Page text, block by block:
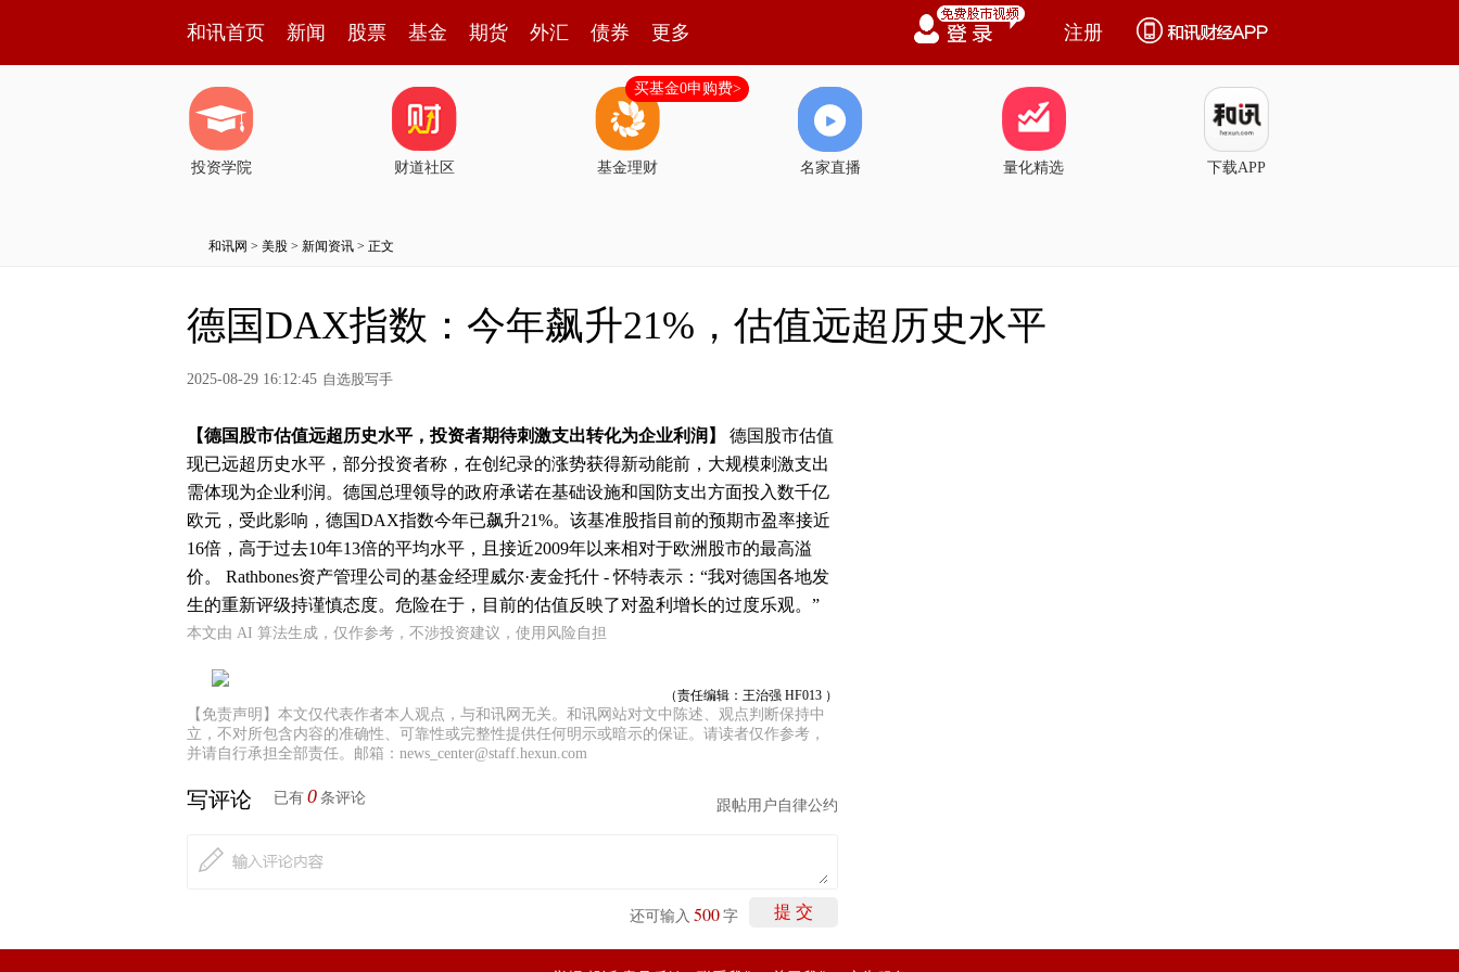
和讯首页 新闻 股票 基金 期货 外汇 债券 更多 注册
投资学院 财道社区 基金理财
买基金0申购费>
名家直播 量化精选 下载APP
和讯网 > 美股 > 新闻资讯 > 正文
德国DAX指数：今年飙升21%，估值远超历史水平
2025-08-29 16:12:45 自选股写手
【德国股市估值远超历史水平，投资者期待刺激支出转化为企业利润】
德国股市估值
现已远超历史水平，部分投资者称，在创纪录的涨势获得新动能前，大规模刺激支出
需体现为企业利润。德国总理领导的政府承诺在基础设施和国防支出方面投入数千亿
欧元，受此影响，德国DAX指数今年已飙升21%。该基准股指目前的预期市盈率接近
16倍，高于过去10年13倍的平均水平，且接近2009年以来相对于欧洲股市的最高溢
价。 Rathbones资产管理公司的基金经理威尔·麦金托什 - 怀特表示：“我对德国各地发
生的重新评级持谨慎态度。危险在于，目前的估值反映了对盈利增长的过度乐观。”
本文由 AI 算法生成，仅作参考，不涉投资建议，使用风险自担
（责任编辑：王治强 HF013 ）
【免责声明】本文仅代表作者本人观点，与和讯网无关。和讯网站对文中陈述、观点判断保持中
立，不对所包含内容的准确性、可靠性或完整性提供任何明示或暗示的保证。请读者仅作参考，
并请自行承担全部责任。邮箱：news_center@staff.hexun.com
写评论 已有 0 条评论 跟帖用户自律公约
提 交
还可输入 500 字